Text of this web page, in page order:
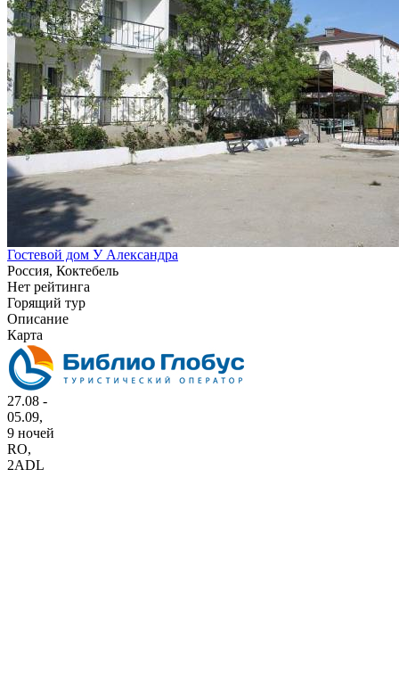
Гостевой дом У Александра
Россия, Коктебель
Нет рейтинга
Горящий тур
Описание
Карта
27.08 -
05.09,
9 ночей
RO,
2ADL